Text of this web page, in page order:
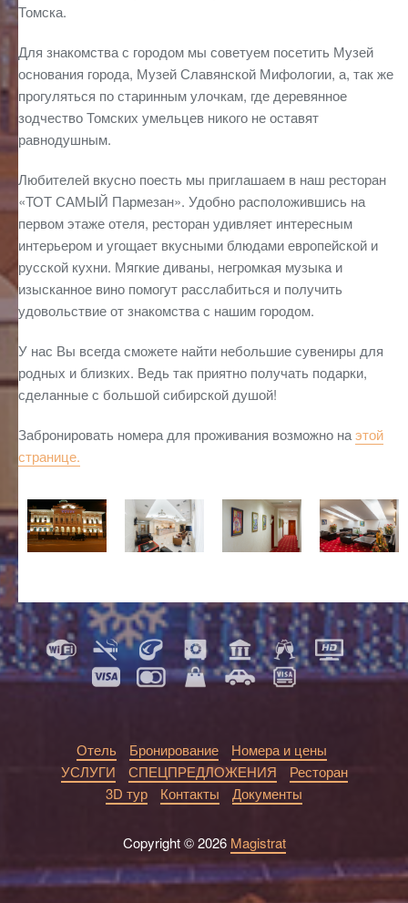
Томска.
Для знакомства с городом мы советуем посетить Музей
основания города, Музей Славянской Мифологии, а, так же
прогуляться по старинным улочкам, где деревянное
зодчество Томских умельцев никого не оставят
равнодушным.
Любителей вкусно поесть мы приглашаем в наш ресторан
«ТОТ САМЫЙ Пармезан». Удобно расположившись на
первом этаже отеля, ресторан удивляет интересным
интерьером и угощает вкусными блюдами европейской и
русской кухни. Мягкие диваны, негромкая музыка и
изысканное вино помогут расслабиться и получить
удовольствие от знакомства с нашим городом.
У нас Вы всегда сможете найти небольшие сувениры для
родных и близких. Ведь так приятно получать подарки,
сделанные с большой сибирской душой!
Забронировать номера для проживания возможно наэтой
странице.
Copyright © 2026 Magistrat
Отель Бронирование
Номера и цены
УСЛУГИ
СПЕЦПРЕДЛОЖЕНИЯ
Ресторан
3D тур
Контакты Документы